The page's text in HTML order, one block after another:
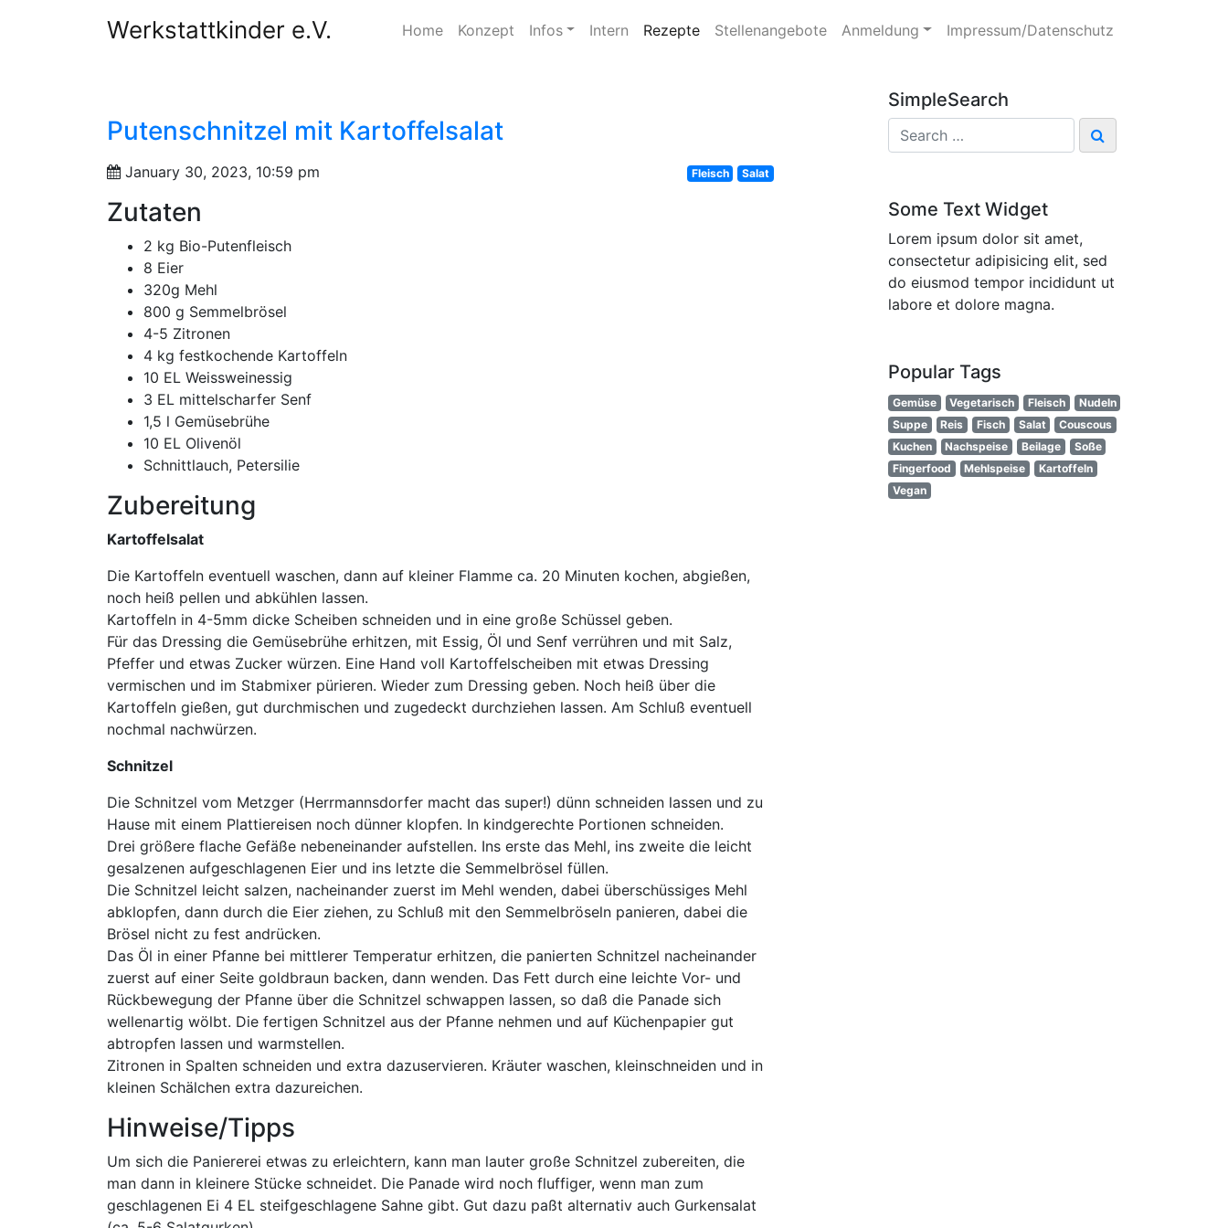
Werkstattkinder e.V. Home Konzept Infos Intern Rezepte Stellenangebote Anmeldung Impressum/Datenschutz
Putenschnitzel mit Kartoffelsalat
January 30, 2023, 10:59 pm Fleisch Salat
Zutaten
2 kg Bio-Putenfleisch
8 Eier
320g Mehl
800 g Semmelbrösel
4-5 Zitronen
4 kg festkochende Kartoffeln
10 EL Weissweinessig
3 EL mittelscharfer Senf
1,5 l Gemüsebrühe
10 EL Olivenöl
Schnittlauch, Petersilie
Zubereitung
Kartoffelsalat
Die Kartoffeln eventuell waschen, dann auf kleiner Flamme ca. 20 Minuten kochen, abgießen,
noch heiß pellen und abkühlen lassen.
Kartoffeln in 4-5mm dicke Scheiben schneiden und in eine große Schüssel geben.
Für das Dressing die Gemüsebrühe erhitzen, mit Essig, Öl und Senf verrühren und mit Salz,
Pfeffer und etwas Zucker würzen. Eine Hand voll Kartoffelscheiben mit etwas Dressing
vermischen und im Stabmixer pürieren. Wieder zum Dressing geben. Noch heiß über die
Kartoffeln gießen, gut durchmischen und zugedeckt durchziehen lassen. Am Schluß eventuell
nochmal nachwürzen.
Schnitzel
Die Schnitzel vom Metzger (Herrmannsdorfer macht das super!) dünn schneiden lassen und zu
Hause mit einem Plattiereisen noch dünner klopfen. In kindgerechte Portionen schneiden.
Drei größere flache Gefäße nebeneinander aufstellen. Ins erste das Mehl, ins zweite die leicht
gesalzenen aufgeschlagenen Eier und ins letzte die Semmelbrösel füllen.
Die Schnitzel leicht salzen, nacheinander zuerst im Mehl wenden, dabei überschüssiges Mehl
abklopfen, dann durch die Eier ziehen, zu Schluß mit den Semmelbröseln panieren, dabei die
Brösel nicht zu fest andrücken.
Das Öl in einer Pfanne bei mittlerer Temperatur erhitzen, die panierten Schnitzel nacheinander
zuerst auf einer Seite goldbraun backen, dann wenden. Das Fett durch eine leichte Vor- und
Rückbewegung der Pfanne über die Schnitzel schwappen lassen, so daß die Panade sich
wellenartig wölbt. Die fertigen Schnitzel aus der Pfanne nehmen und auf Küchenpapier gut
abtropfen lassen und warmstellen.
Zitronen in Spalten schneiden und extra dazuservieren. Kräuter waschen, kleinschneiden und in
kleinen Schälchen extra dazureichen.
Hinweise/Tipps
Um sich die Paniererei etwas zu erleichtern, kann man lauter große Schnitzel zubereiten, die
man dann in kleinere Stücke schneidet. Die Panade wird noch fluffiger, wenn man zum
geschlagenen Ei 4 EL steifgeschlagene Sahne gibt. Gut dazu paßt alternativ auch Gurkensalat
SimpleSearch
Some Text Widget
Lorem ipsum dolor sit amet,
consectetur adipisicing elit, sed
do eiusmod tempor incididunt ut
labore et dolore magna.
Popular Tags
Gemüse Vegetarisch Fleisch
Nudeln
Suppe
Reis Fisch Salat
Couscous
Kuchen
Nachspeise Beilage
Soße
Fingerfood
Mehlspeise
Kartoffeln
Vegan